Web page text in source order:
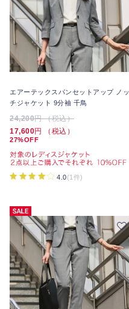
エアーテックスパンセットアップ ノッ
チジャケット 9分袖 千鳥
24,200円 （税込）
17,600円 （税込）
27%OFF
4.0(1件)